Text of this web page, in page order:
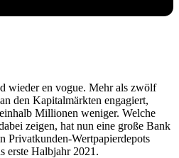
wieder en vogue. Mehr als zwölf
den Kapitalmärkten engagiert,
Millionen weniger. Welche
zeigen, hat nun eine große Bank
Privatkunden-Wertpapierdepots
erste Halbjahr 2021.